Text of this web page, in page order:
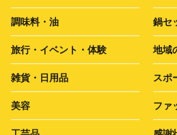
調味料・油 鍋セ
旅行・イベント・体験 地域
雑貨・日用品 スポ
美容 ファ